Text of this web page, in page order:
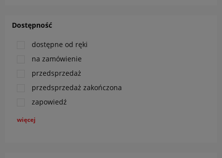
Dostępność
dostępne od ręki
na zamówienie
przedsprzedaż
przedsprzedaż zakończona
zapowiedź
więcej